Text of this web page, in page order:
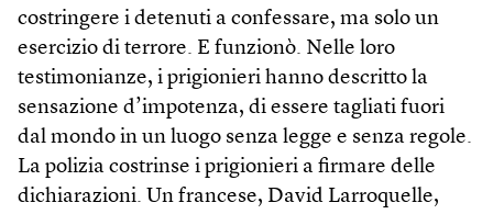
costringere i detenuti a confessare, ma solo un
esercizio di terrore. E funzionò. Nelle loro
testimonianze, i prigionieri hanno descritto la
sensazione d’impotenza, di essere tagliati fuori
dal mondo in un luogo senza legge e senza regole.
La polizia costrinse i prigionieri a firmare delle
dichiarazioni. Un francese, David Larroquelle,